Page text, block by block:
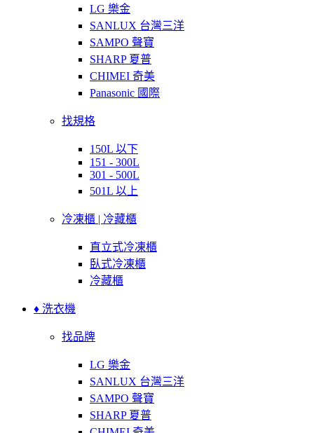
LG 樂金
SANLUX 台灣三洋
SAMPO 聲寶
SHARP 夏普
CHIMEI 奇美
Panasonic 國際
找規格
150L 以下
151 - 300L
301 - 500L
501L 以上
冷凍櫃 | 冷藏櫃
直立式冷凍櫃
臥式冷凍櫃
冷藏櫃
♦ 洗衣機
找品牌
LG 樂金
SANLUX 台灣三洋
SAMPO 聲寶
SHARP 夏普